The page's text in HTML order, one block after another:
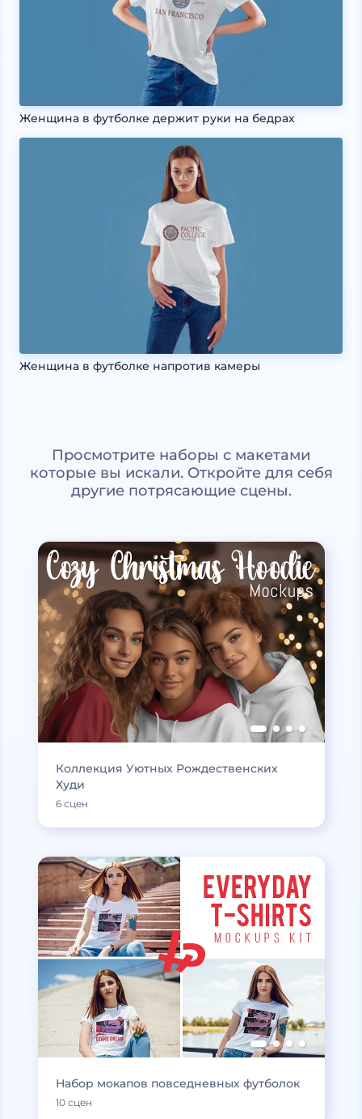
Женщина в футболке держит руки на бедрах
Женщина в футболке напротив камеры
Просмотрите наборы с макетами
которые вы искали. Откройте для себя
другие потрясающие сцены.
Коллекция Уютных Рождественских
Худи
6 сцен
Набор мокапов повседневных футболок
10 сцен